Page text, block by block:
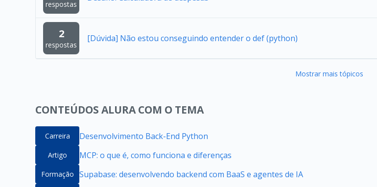
respostas
2
respostas
[Dúvida] Não estou conseguindo entender o def (python)
Mostrar mais tópicos
CONTEÚDOS ALURA COM O TEMA
Carreira Desenvolvimento Back-End Python
Artigo MCP: o que é, como funciona e diferenças
Formação Supabase: desenvolvendo backend com BaaS e agentes de IA